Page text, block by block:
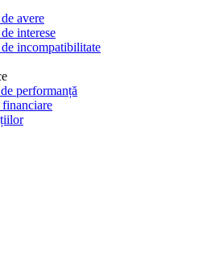
avere
interese
incompatibilitate
performanță